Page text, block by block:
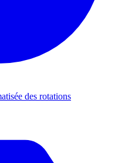
des rotations